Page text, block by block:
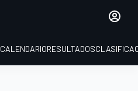
CALENDARIORESULTADOS